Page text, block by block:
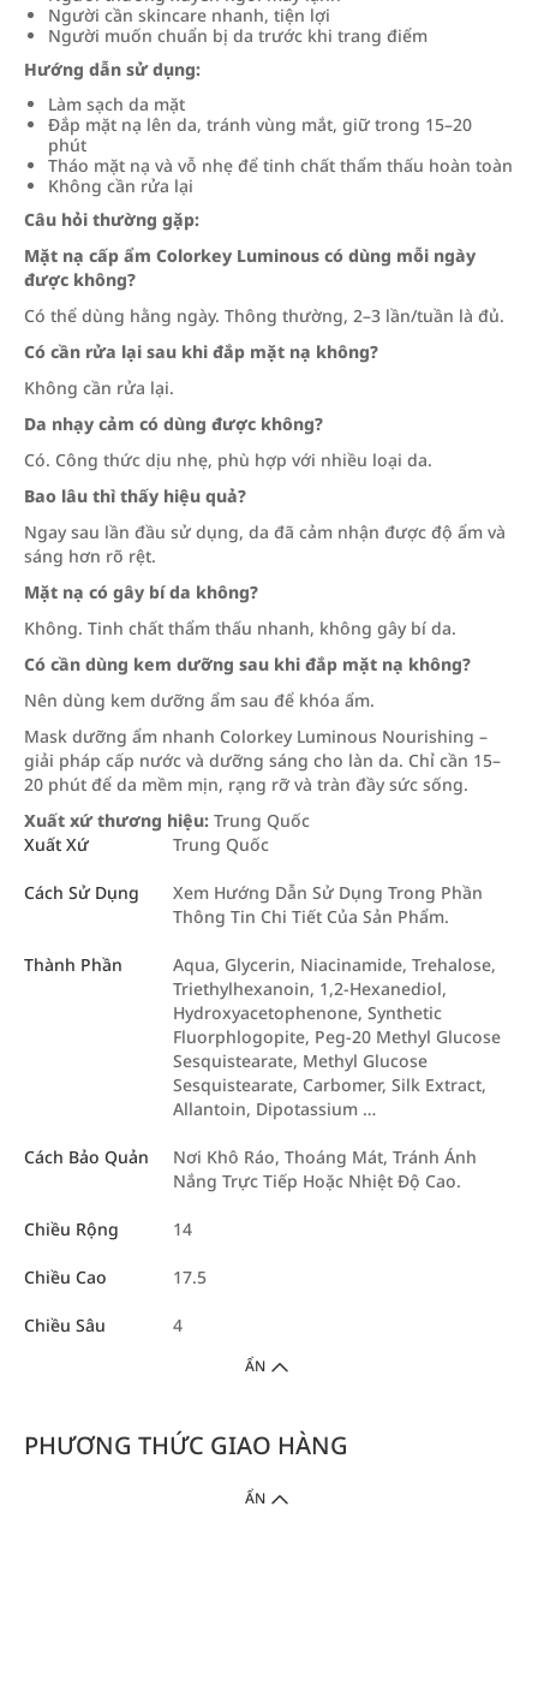
Người cần skincare nhanh, tiện lợi
Người muốn chuẩn bị da trước khi trang điểm
Hướng dẫn sử dụng:
Làm sạch da mặt
Đắp mặt nạ lên da, tránh vùng mắt, giữ trong 15–20
phút
Tháo mặt nạ và vỗ nhẹ để tinh chất thẩm thấu hoàn toàn
Không cần rửa lại
Câu hỏi thường gặp:
Mặt nạ cấp ẩm Colorkey Luminous có dùng mỗi ngày
được không?
Có thể dùng hằng ngày. Thông thường, 2–3 lần/tuần là đủ.
Có cần rửa lại sau khi đắp mặt nạ không?
Không cần rửa lại.
Da nhạy cảm có dùng được không?
Có. Công thức dịu nhẹ, phù hợp với nhiều loại da.
Bao lâu thì thấy hiệu quả?
Ngay sau lần đầu sử dụng, da đã cảm nhận được độ ẩm và
sáng hơn rõ rệt.
Mặt nạ có gây bí da không?
Không. Tinh chất thẩm thấu nhanh, không gây bí da.
Có cần dùng kem dưỡng sau khi đắp mặt nạ không?
Nên dùng kem dưỡng ẩm sau để khóa ẩm.
Mask dưỡng ẩm nhanh Colorkey Luminous Nourishing –
giải pháp cấp nước và dưỡng sáng cho làn da. Chỉ cần 15–
20 phút để da mềm mịn, rạng rỡ và tràn đầy sức sống.
Xuất xứ thương hiệu: Trung Quốc
Xuất Xứ
Trung Quốc
Cách Sử Dụng
Xem Hướng Dẫn Sử Dụng Trong Phần
Thông Tin Chi Tiết Của Sản Phẩm.
Thành Phần
Aqua, Glycerin, Niacinamide, Trehalose,
Triethylhexanoin, 1,2-Hexanediol,
Hydroxyacetophenone, Synthetic
Fluorphlogopite, Peg-20 Methyl Glucose
Sesquistearate, Methyl Glucose
Sesquistearate, Carbomer, Silk Extract,
Allantoin, Dipotassium …
Cách Bảo Quản
Nơi Khô Ráo, Thoáng Mát, Tránh Ánh
Nắng Trực Tiếp Hoặc Nhiệt Độ Cao.
Chiều Rộng 14
Chiều Cao 17.5
Chiều Sâu 4
ẨN
PHƯƠNG THỨC GIAO HÀNG
ẨN